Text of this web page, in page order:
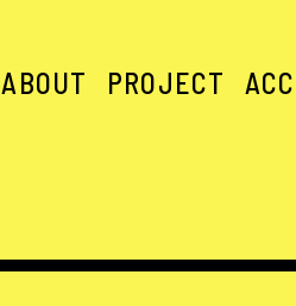
ABOUT PROJECT